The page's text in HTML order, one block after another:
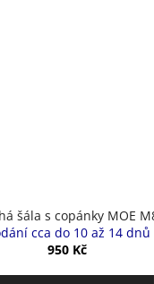
šála s copánky MOE
cca do 10 až 14 dnů
950 Kč